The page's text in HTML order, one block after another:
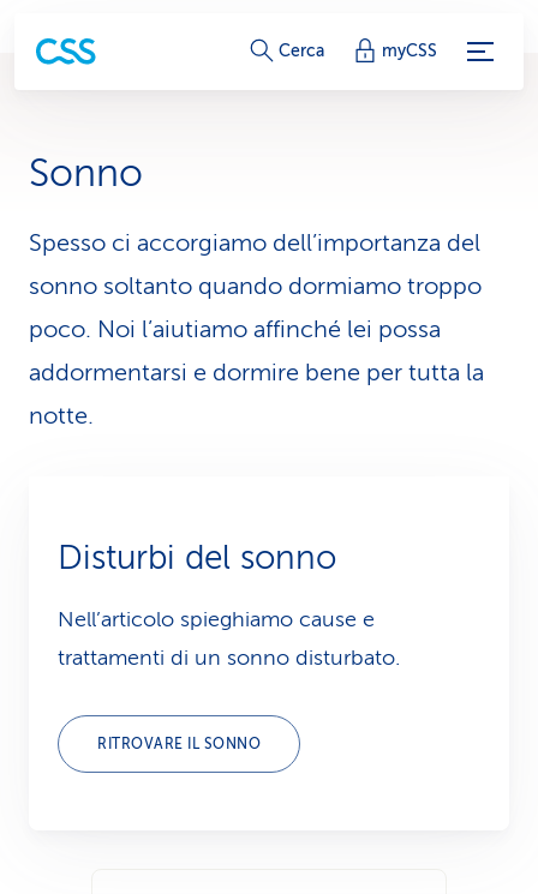
c
e
g
a
m
i
d
i
s
e
Cerca myCSS
Sonno
Spesso ci accorgiamo dell’im­portanza del
sonno soltanto quando dormiamo troppo
poco. Noi l’ai­utiamo affinché lei possa
addor­mentarsi e dormire bene per tutta la
notte.
Disturbi del sonno
Nell’articolo spieghiamo cause e
trattamenti di un sonno disturbato.
RITROVARE IL SONNO